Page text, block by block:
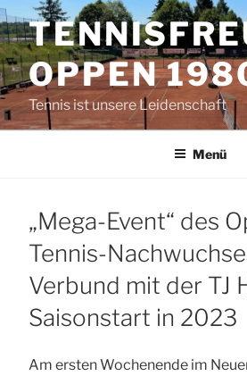
Zum
Inhalt
springen
OPPEN
Tennis ist unsere Leidenschaft
Menü
„Mega-Event“ des
Tennis-
Verbund mit der TJ
Saisonstart in 2023
Am ersten Wochenende im